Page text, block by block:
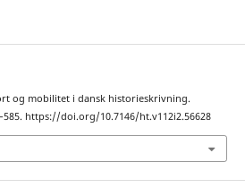
og mobilitet i dansk historieskrivning.
https://doi.org/10.7146/ht.v112i2.56628